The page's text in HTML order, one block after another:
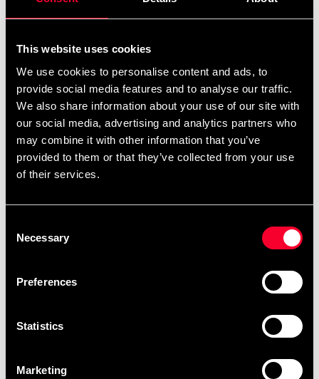
This website uses cookies
We use cookies to personalise content and ads, to
provide social media features and to analyse our traffic.
We also share information about your use of our site with
our social media, advertising and analytics partners who
may combine it with other information that you’ve
provided to them or that they’ve collected from your use
of their services.
Selection
Necessary
Preferences
Statistics
Marketing
gör du det med stil! Kraftig bomullströja med snygg och
Detaljerede oplysninger
Anbefalede produkter